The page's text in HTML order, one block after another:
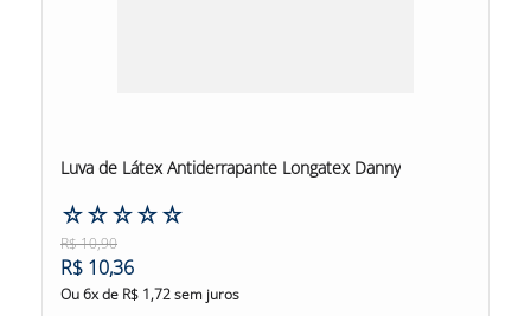
Luva de Látex Antiderrapante Longatex Danny
☆☆☆☆☆
R$10,90
R$ 10,36
Ou6x de R$ 1,72sem juros